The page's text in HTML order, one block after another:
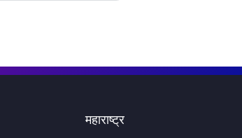
महाराष्ट्र